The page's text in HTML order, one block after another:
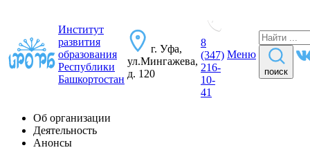
Институт
развития
образования
Республики
Башкортостан
г. Уфа,
ул.Мингажева,
д. 120
8
(347)
216-
10-
41
Меню
поиск
Об организации
Деятельность
Анонсы